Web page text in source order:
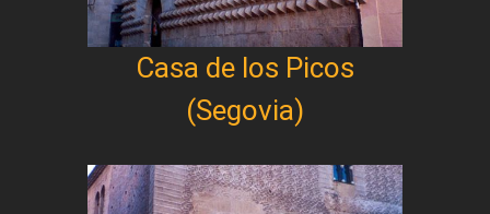
Casa de los Picos
(Segovia)